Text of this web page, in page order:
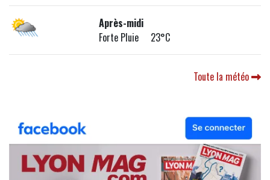
Après-midi
Forte Pluie 23°C
Toute la météo